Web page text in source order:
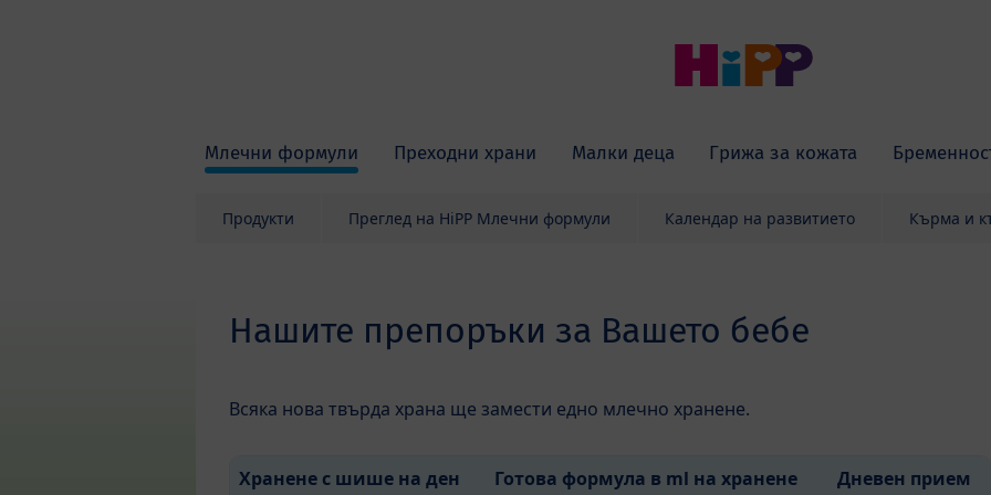
Млечни формули Преходни храни Малки деца Грижа за кожата
Продукти Преглед на HiPP Млечни формули Календар на развитието Кърма и
Нашите препоръки за Вашето бебе
Всяка нова твърда храна ще замести едно млечно хранене.
Хранене с шише на ден Готова формула в ml на хранене
Дневен прием